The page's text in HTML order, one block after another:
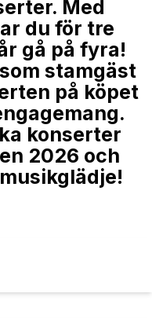
Med
du för tre
gå på fyra!
stamgäst
på köpet
konserter
2026 och